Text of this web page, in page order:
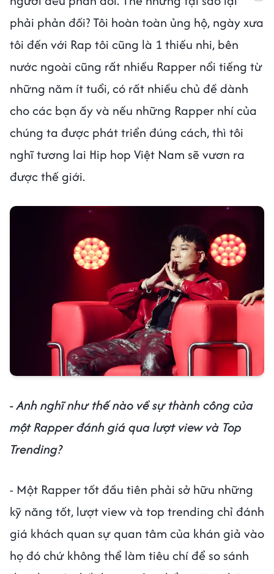
phải phản đối? Tôi hoàn toàn ủng hộ, ngày xưa
tôi đến với Rap tôi cũng là 1 thiếu nhi, bên
nước ngoài cũng rất nhiều Rapper nổi tiếng từ
những năm ít tuổi, có rất nhiều chủ đề dành
cho các bạn ấy và nếu những Rapper nhí của
chúng ta được phát triển đúng cách, thì tôi
nghĩ tương lai Hip hop Việt Nam sẽ vươn ra
được thế giới.
- Anh nghĩ như thế nào về sự thành công của
một Rapper đánh giá qua lượt view và Top
Trending?
- Một Rapper tốt đầu tiên phải sở hữu những
kỹ năng tốt, lượt view và top trending chỉ đánh
giá khách quan sự quan tâm của khán giả vào
họ đó chứ không thể làm tiêu chí để so sánh